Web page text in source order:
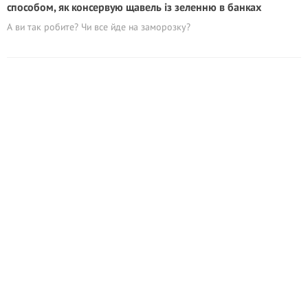
способом, як консервую щавель із зеленню в банках
А ви так робите? Чи все йде на заморозку?